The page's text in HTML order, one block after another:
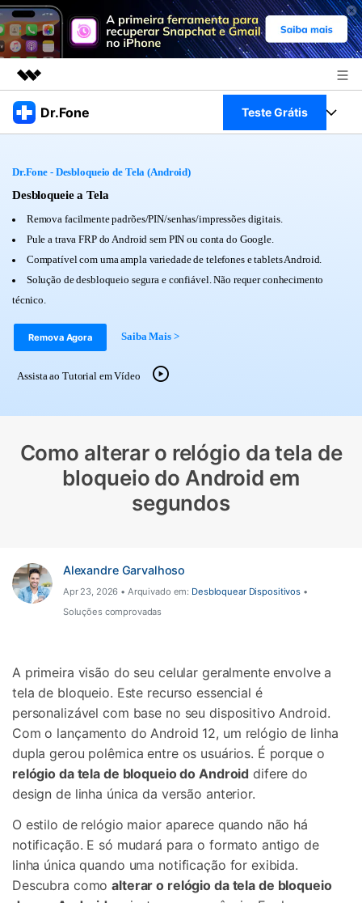
Produtos em destaque
Soluções
Sobre nós
Dr.Fone Teste Grátis
Veja Toolkit Completo >
Productos
Para PC
Para Celular
Guia & Suporte
Ações rápidas
Recursos
Transferir Dados
Encontre Mais Soluções
Entrar
Dr.Fone - Desbloqueio de Tela (Android)
Desbloqueie a Tela
Remova facilmente padrões/PIN/senhas/impressões digitais.
Pule a trava FRP do Android sem PIN ou conta do Google.
Compatível com uma ampla variedade de telefones e tablets Android.
Solução de desbloqueio segura e confiável. Não requer conhecimento
técnico.
Remova Agora Saiba Mais >
Assista ao Tutorial em Vídeo
Como alterar o relógio da tela de
bloqueio do Android em
segundos
Alexandre Garvalhoso
Apr 23, 2026 • Arquivado em: Desbloquear Dispositivos •
Soluções comprovadas
A primeira visão do seu celular geralmente envolve a
tela de bloqueio. Este recurso essencial é
personalizável com base no seu dispositivo Android.
Com o lançamento do Android 12, um relógio de linha
dupla gerou polêmica entre os usuários. É porque o
relógio da tela de bloqueio do Android difere do
design de linha única da versão anterior.
O estilo de relógio maior aparece quando não há
notificação. E só mudará para o formato antigo de
linha única quando uma notificação for exibida.
Descubra comoalterar o relógio da tela de bloqueio